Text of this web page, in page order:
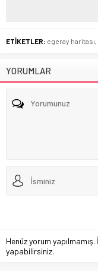
ETİKETLER: egeray haritası,
YORUMLAR
Henüz yorum
yapabilirsiniz.